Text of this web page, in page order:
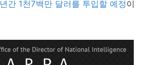
간 1천7백만 달러를 투입할 예정이